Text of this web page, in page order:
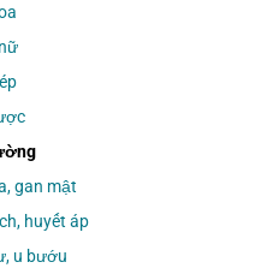
gan mật
huyết áp
u bướu